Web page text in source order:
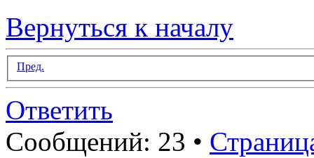
Вернуться к началу
Пред.
Ответить
Сообщений: 23 •